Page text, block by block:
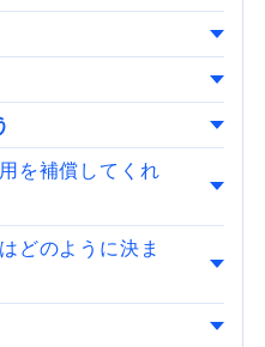
を補償してくれ
どのように決ま